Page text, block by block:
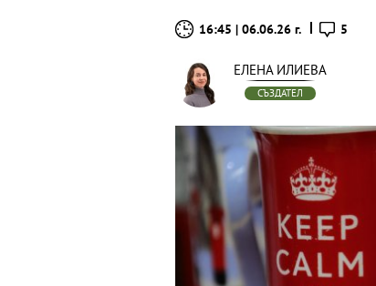
16:45 | 06.06.26 г. 5
ЕЛЕНА ИЛИЕВА
СЪЗДАТЕЛ